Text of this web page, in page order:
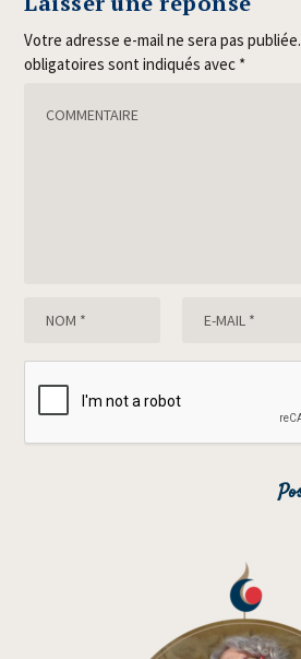
Votre adresse e-mail ne sera pas publiée.
obligatoires sont indiqués avec *